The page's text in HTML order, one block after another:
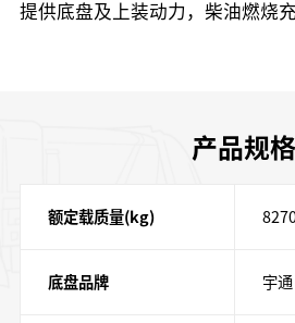
提供底盘及上装动力，柴油燃烧
产品规格
额定载质量(kg)
底盘品牌 宇通